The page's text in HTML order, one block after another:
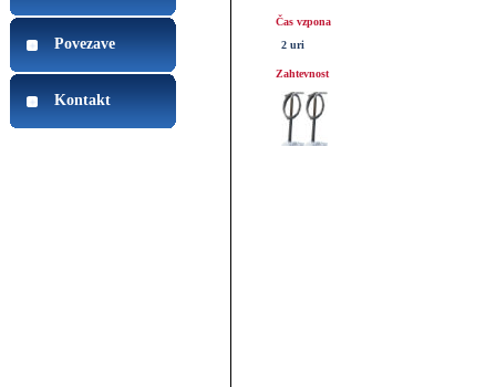
Povezave
Kontakt
Čas vzpona
2 uri
Zahtevnost